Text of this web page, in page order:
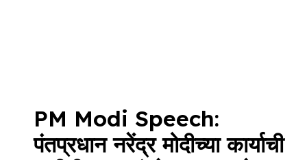
PM Modi Speech:
पंतप्रधान नरेंद्र मोदीच्या कार्याची